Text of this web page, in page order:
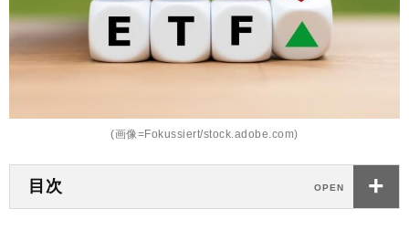
(画像=Fokussiert/stock.adobe.com)
目次